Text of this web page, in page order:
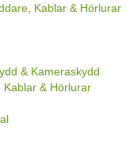
Kablar & Hörlurar
& Kameraskydd
Kablar & Hörlurar